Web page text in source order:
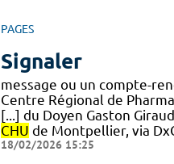
PAGES
Signaler
message ou un compte-
Centre Régional de
[...] du Doyen Gaston
CHU de Montpellier, via
18/02/2026 15:25